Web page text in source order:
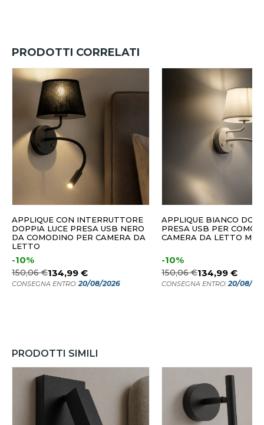
PRODOTTI CORRELATI
APPLIQUE CON INTERRUTTORE
DOPPIA LUCE PRESA USB NERO
DA COMODINO PER CAMERA DA
LETTO
-10%
150,06 €134,99 €
CONSEGNA ENTRO:20/08/2026
APPLIQUE BIANCO
PRESA USB PER
CAMERA DA LETTO
-10%
150,06 €134,99 €
CONSEGNA ENTRO:20/08/
PRODOTTI SIMILI